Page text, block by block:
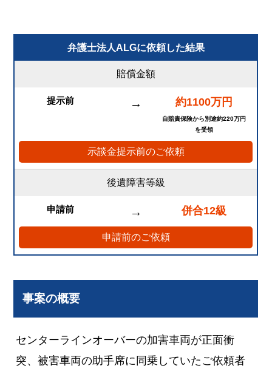
弁護士法人ALGに依頼した結果
賠償金額
提示前 → 約1100万円
自賠責保険から別途約220万円
を受領
示談金提示前のご依頼
後遺障害等級
申請前 → 併合12級
申請前のご依頼
事案の概要
センターラインオーバーの加害車両が正面衝
突、被害車両の助手席に同乗していたご依頼者